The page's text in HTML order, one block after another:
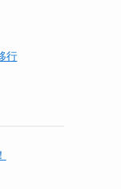
行